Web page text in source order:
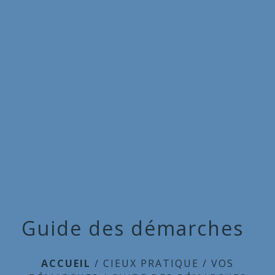
Guide des démarches
ACCUEIL / CIEUX PRATIQUE / VOS